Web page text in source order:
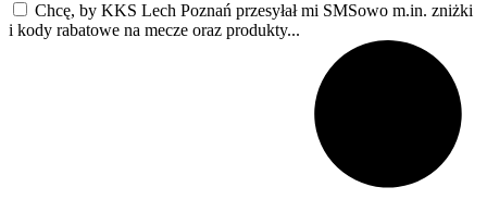
Chcę, by KKS Lech Poznań przesyłał mi SMSowo m.in. zniżki
i kody rabatowe na mecze oraz produkty...